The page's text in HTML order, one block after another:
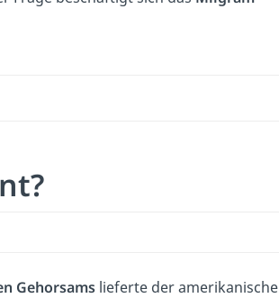
Gehorsams lieferte der amerikanische